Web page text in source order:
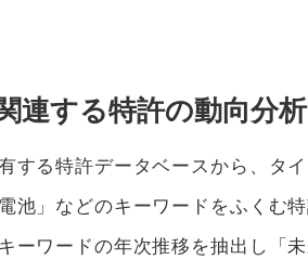
連する特許の動向分析
する特許データベースから、タ
池」などのキーワードをふくむ
ーワードの年次推移を抽出し「